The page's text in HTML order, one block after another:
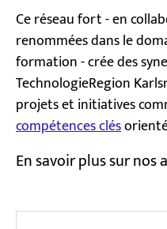
Ce réseau fort - en
renommées dans le
formation - crée des
TechnologieRegion
projets et initiatives
compétences clés
En savoir plus sur nos